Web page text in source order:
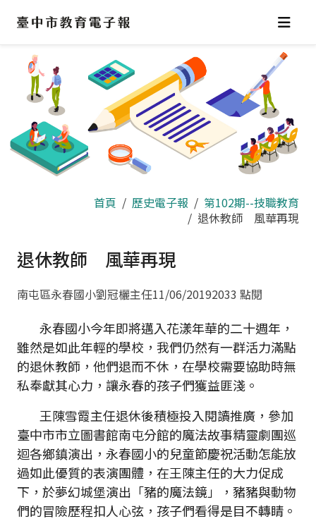
區
首頁 歷史電子報
第102期--技職教育
退休教師 風華再現
退休教師 風華再現
南屯區永春國小劉冠欐主任11/06/20192033 點閱
永春國小今年即將邁入花漾年華的二十週年，
雖然是如此年輕的學校，我們仍然有一群活力滿點
的退休教師，他們退而不休，在學校需要協助時無
私奉獻其心力，讓永春的孩子們獲益匪淺。
王陳雪霞主任退休後積極投入閱讀推廣，參加
臺中市市立圖書館南屯分館的魔法故事精靈劇團巡
迴各鄉鎮演出，永春國小的兒童節慶祝活動怎能放
過如此優質的表演團體，在王陳主任的大力促成
下，於夢幻城堡演出「豬的魔法鏡」，豬豬與動物
們的冒險歷程扣人心弦，孩子們看得是目不轉睛。